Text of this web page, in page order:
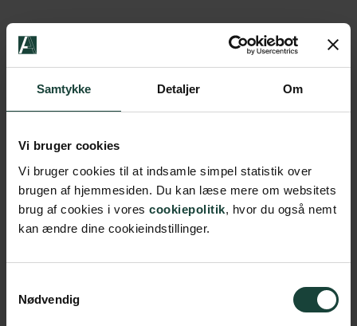
Samtykke Detaljer Om
Vi bruger cookies
Vi bruger cookies til at indsamle simpel statistik over
brugen af hjemmesiden. Du kan læse mere om websitets
brug af cookies i vores cookiepolitik, hvor du også nemt
kan ændre dine cookieindstillinger.
Nødvendig
Du kommer til at bo med andre elever fra Springbræt til
journalistik. Du kan vælge enkelt- eller dobbeltværelse
(og i …Læs Mere